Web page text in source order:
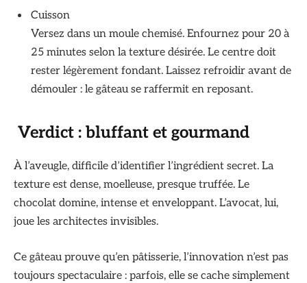
Cuisson
Versez dans un moule chemisé. Enfournez pour 20 à
25 minutes selon la texture désirée. Le centre doit
rester légèrement fondant. Laissez refroidir avant de
démouler : le gâteau se raffermit en reposant.
Verdict : bluffant et gourmand
À l’aveugle, difficile d’identifier l’ingrédient secret. La
texture est dense, moelleuse, presque truffée. Le
chocolat domine, intense et enveloppant. L’avocat, lui,
joue les architectes invisibles.
Ce gâteau prouve qu’en pâtisserie, l’innovation n’est pas
toujours spectaculaire : parfois, elle se cache simplement